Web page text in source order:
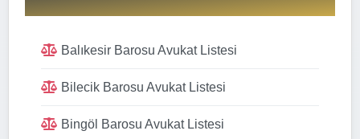
Balıkesir Barosu Avukat Listesi
Bilecik Barosu Avukat Listesi
Bingöl Barosu Avukat Listesi